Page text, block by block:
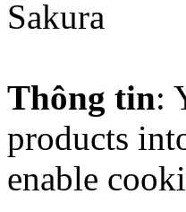
Sakura
Thông tin:
products
enable